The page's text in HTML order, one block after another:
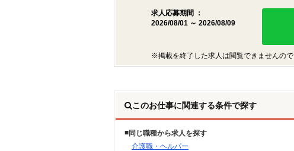
求人応募期間 ：
2026/08/01 ～ 2026/08/09
※掲載を終了した求人は閲覧できませんの
このお仕事に関連する条件で探す
同じ職種から求人を探す
介護職・ヘルパー